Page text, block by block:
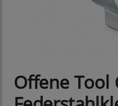
Offene Tool